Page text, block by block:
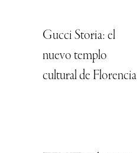
Gucci Storia: el
nuevo templo
cultural de Florencia